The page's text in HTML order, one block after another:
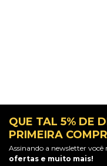
QUE TAL 5% DE
PRIMEIRA
Assinando a newsletter você
ofertas e muito mais!